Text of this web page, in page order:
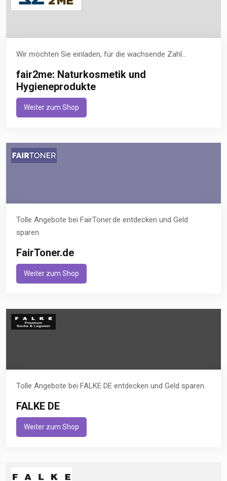
Wir möchten Sie einladen, für die wachsende Zahl...
fair2me: Naturkosmetik und
Hygieneprodukte
Weiter zum Shop
Tolle Angebote bei FairToner.de entdecken und Geld
sparen.
FairToner.de
Weiter zum Shop
Tolle Angebote bei FALKE DE entdecken und Geld sparen.
FALKE DE
Weiter zum Shop